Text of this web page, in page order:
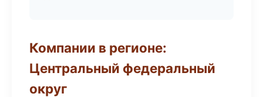
Компании в регионе:
Центральный федеральный
округ